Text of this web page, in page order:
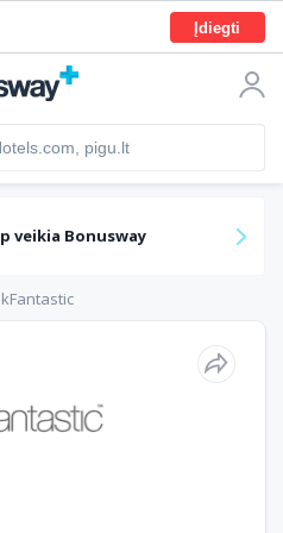
Įdiegti
veikia Bonusway